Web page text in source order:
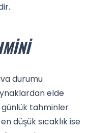
durumu
elde
tahminler
düşük sıcaklık ise